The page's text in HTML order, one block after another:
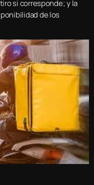
si corresponde; y la
de los